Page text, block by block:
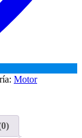
Motor